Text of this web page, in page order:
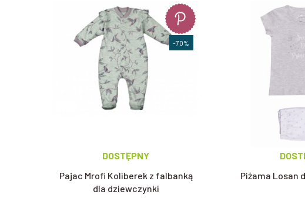
DOSTĘPNY
Pajac Mrofi Koliberek z falbanką
dla dziewczynki
-70%
Piżama Losan